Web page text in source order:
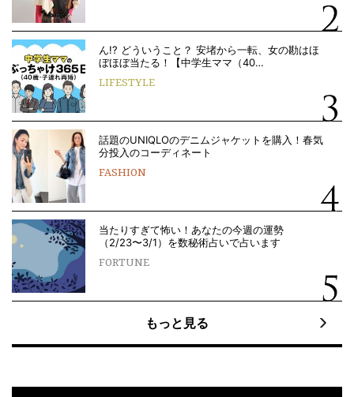
ん!? どういうこと？ 安堵から一転、女の勘はほ
ぼほぼ当たる！【中学生ママ（40…
LIFESTYLE
話題のUNIQLOのデニムジャケットを購入！春気
分投入のコーディネート
FASHION
当たりすぎて怖い！あなたの今週の運勢
（2/23〜3/1）を数秘術占いで占います
FORTUNE
もっと見る